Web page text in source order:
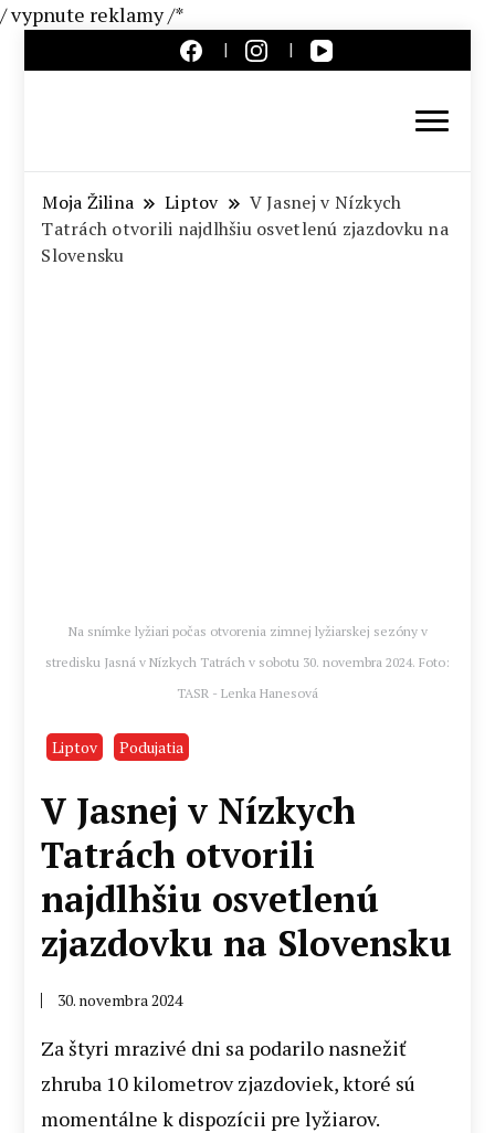
/ vypnute reklamy /*
Slovensko
Moja Žilina Liptov
V Jasnej v Nízkych
Tatrách otvorili najdlhšiu osvetlenú zjazdovku na
Slovensku
Na snímke lyžiari počas otvorenia zimnej lyžiarskej sezóny v
stredisku Jasná v Nízkych Tatrách v sobotu 30. novembra 2024. Foto:
TASR - Lenka Hanesová
Liptov Podujatia
V Jasnej v Nízkych
Tatrách otvorili
najdlhšiu osvetlenú
zjazdovku na Slovensku
30. novembra 2024
Za štyri mrazivé dni sa podarilo nasnežiť
zhruba 10 kilometrov zjazdoviek, ktoré sú
momentálne k dispozícii pre lyžiarov.